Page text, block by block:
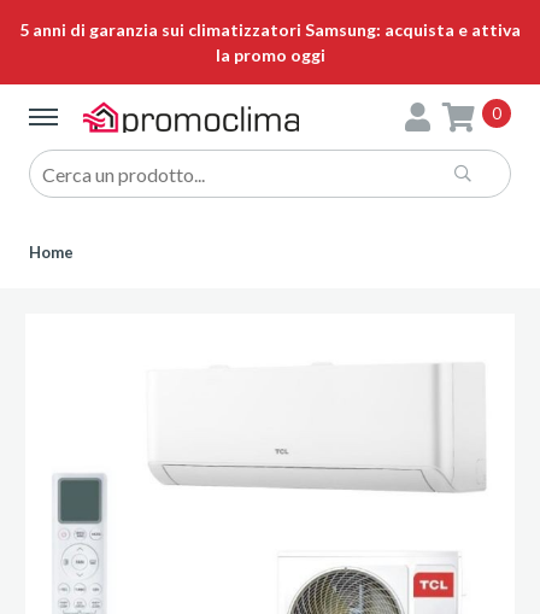
5 anni di garanzia sui climatizzatori Samsung: acquista e attiva
la promo oggi
0
Home